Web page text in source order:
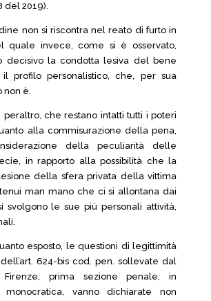
del 2019).
non si riscontra nel reato di furto in
quale invece, come si è osservato,
decisivo la condotta lesiva del bene
il profilo personalistico, che, per sua
non è.
peraltro, che restano intatti tutti i poteri
alla commisurazione della pena,
della peculiarità delle
in rapporto alla possibilità che la
della sfera privata della vittima
man mano che ci si allontana dai
svolgono le sue più personali attività,
esposto, le questioni di legittimità
624-bis cod. pen. sollevate dal
prima sezione penale, in
monocratica, vanno dichiarate non